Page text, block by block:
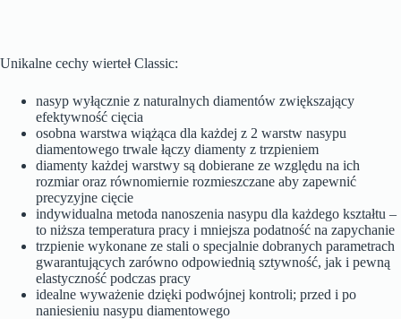
Unikalne cechy wierteł Classic:
nasyp wyłącznie z naturalnych diamentów zwiększający
efektywność cięcia
osobna warstwa wiążąca dla każdej z 2 warstw nasypu
diamentowego trwale łączy diamenty z trzpieniem
diamenty każdej warstwy są dobierane ze względu na ich
rozmiar oraz równomiernie rozmieszczane aby zapewnić
precyzyjne cięcie
indywidualna metoda nanoszenia nasypu dla każdego kształtu –
to niższa temperatura pracy i mniejsza podatność na zapychanie
trzpienie wykonane ze stali o specjalnie dobranych parametrach
gwarantujących zarówno odpowiednią sztywność, jak i pewną
elastyczność podczas pracy
idealne wyważenie dzięki podwójnej kontroli; przed i po
naniesieniu nasypu diamentowego